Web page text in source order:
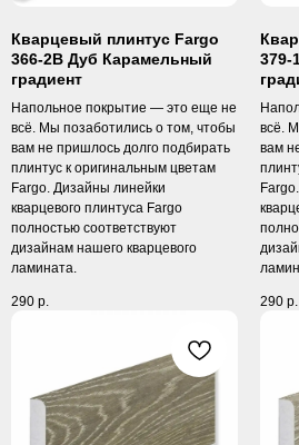
Кварцевый плинтус Fargo
366-2B Дуб Карамельный
градиент
Напольное покрытие — это еще не
всё. Мы позаботились о том, чтобы
вам не пришлось долго подбирать
плинтус к оригинальным цветам
Fargo. Дизайны линейки
кварцевого плинтуса Fargo
полностью соответствуют
дизайнам нашего кварцевого
ламината.
290 р.
379-
всё.
вам
290 р.